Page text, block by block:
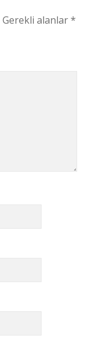
Gerekli alanlar*